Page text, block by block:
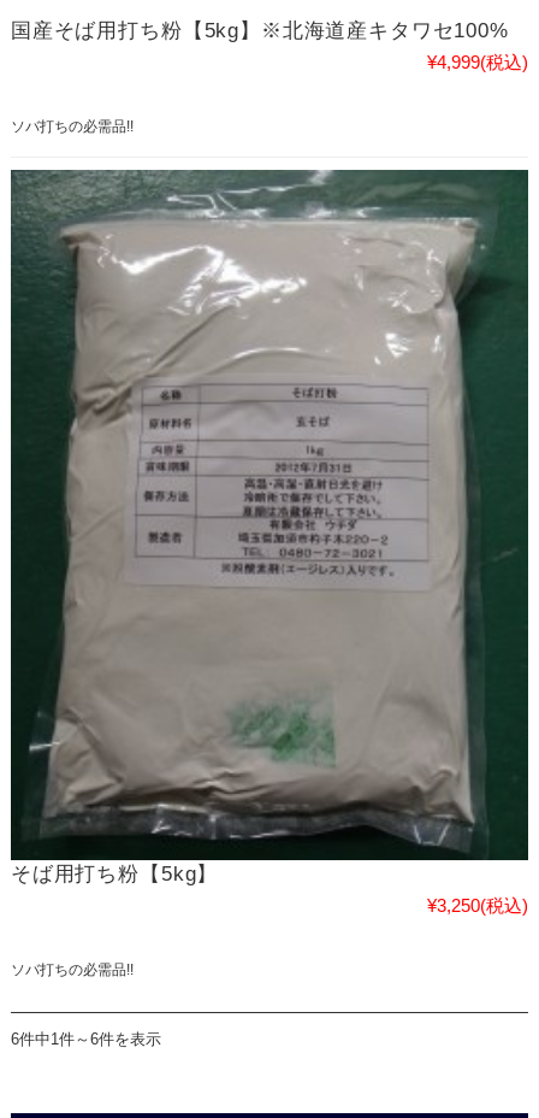
国産そば用打ち粉【5kg】※北海道産キタワセ100%
¥4,999(税込)
ソバ打ちの必需品!!
そば用打ち粉【5kg】
¥3,250(税込)
ソバ打ちの必需品!!
6件中1件～6件を表示